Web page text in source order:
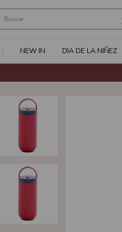
NEW IN DIA DE LA NIÑEZ